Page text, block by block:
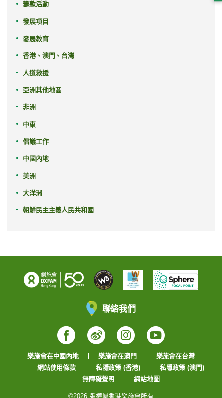
籌款活動
發展項目
發展教育
香港、澳門、台灣
人道救援
亞洲其他地區
非洲
中東
倡議工作
中國內地
美洲
大洋洲
朝鮮民主主義人民共和國
聯絡我們
Facebook
WeiboInstagram
YouTube
樂施會在中國內地 樂施會在澳門
樂施會在台灣
網站使用條款
私隱政策 (香港)
私隱政策 (澳門)
無障礙聲明
網站地圖
©2026 版權屬香港樂施會所有